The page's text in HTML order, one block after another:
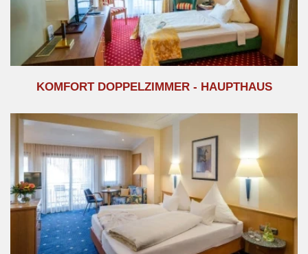
KOMFORT DOPPELZIMMER - HAUPTHAUS